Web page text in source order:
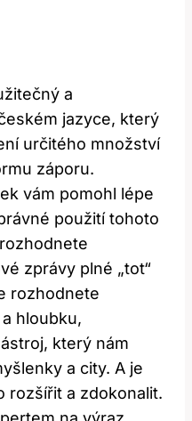
a
jazyce, který
určitého množství
záporu.
vám pomohl lépe
použití tohoto
zprávy plné „tot“
rozhodnete
hloubku,
který nám
a city. A je
rozšířit a zdokonalit.